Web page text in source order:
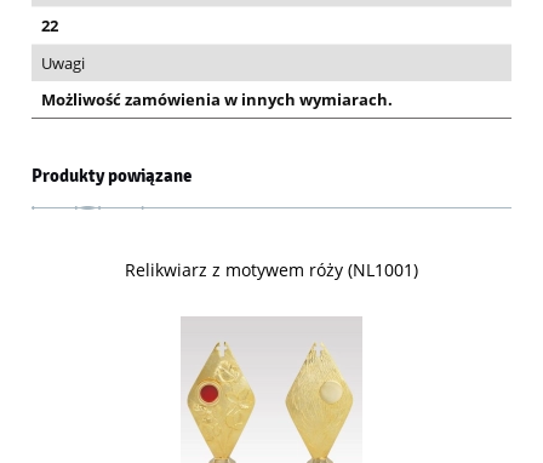
22
Uwagi
Możliwość zamówienia w innych wymiarach.
Produkty powiązane
Relikwiarz z motywem róży (NL1001)